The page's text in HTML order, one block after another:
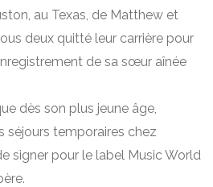
au Texas, de Matthew et
deux quitté leur carrière pour
de sa sœur aînée
dès son plus jeune âge,
séjours temporaires chez
signer pour le label Music World